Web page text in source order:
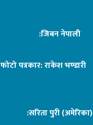
:जिबन नेपाली
फोटो पत्रकार: राकेश भण्डारी
:सरिता पुरी (अमेरिका)